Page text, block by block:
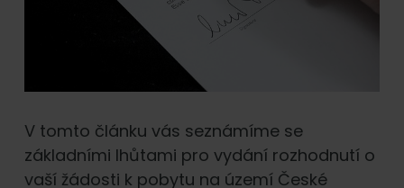
V tomto článku vás seznámíme se
základními lhůtami pro vydání rozhodnutí o
vaší žádosti k pobytu na území České